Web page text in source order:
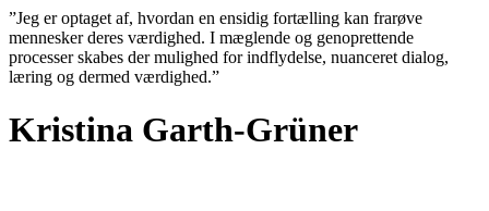
”Jeg er optaget af, hvordan en ensidig fortælling kan frarøve
mennesker deres værdighed. I mæglende og genoprettende
processer skabes der mulighed for indflydelse, nuanceret dialog,
læring og dermed værdighed.”
Kristina Garth-Grüner